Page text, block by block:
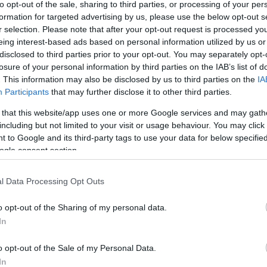
opt-out of the sale, sharing to third parties, or processing of your
for targeted advertising by us, please use the below opt-out
selection. Please note that after your opt-out request is processed
interest-based ads based on personal information utilized by us
to third parties prior to your opt-out. You may separately
of your personal information by third parties on the IAB’s list of
This information may also be disclosed by us to third parties on the
Participants that may further disclose it to other third parties.
that this website/app uses one or more Google services and may
but not limited to your visit or usage behaviour. You may
to Google and its third-party tags to use your data for below
consent section.
Data Processing Opt Outs
opt-out of the Sharing of my personal data.
opt-out of the Sale of my Personal Data.
nem tudod
kattints!
A bejegyzés még nem ért véget! Sőt. »
Tetszik 0
Címkék:kritika lego karib tenger kalózai 2011 pirates of the caribbean
Olvasó játszik: 4191 Captain's Cabin
2011.05.12. 10:00 -
Jack Sparrow belépője I.
Cabin)Témakör: A Karib tenger kalózai
éve: 2011Kockaszám: 83dbMinifig: